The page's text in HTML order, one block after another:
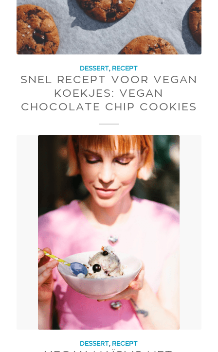
DESSERT , RECEPT
SNEL RECEPT VOOR VEGAN
KOEKJES: VEGAN
CHOCOLATE CHIP COOKIES
DESSERT , RECEPT